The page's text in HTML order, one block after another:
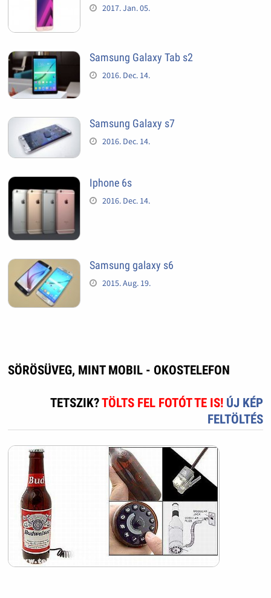
2017. Jan. 05.
Samsung Galaxy Tab s2
2016. Dec. 14.
Samsung Galaxy s7
2016. Dec. 14.
Iphone 6s
2016. Dec. 14.
Samsung galaxy s6
2015. Aug. 19.
SÖRÖSÜVEG, MINT MOBIL - OKOSTELEFON
TETSZIK?TÖLTS FEL FOTÓT TE IS! ÚJ KÉP
FELTÖLTÉS